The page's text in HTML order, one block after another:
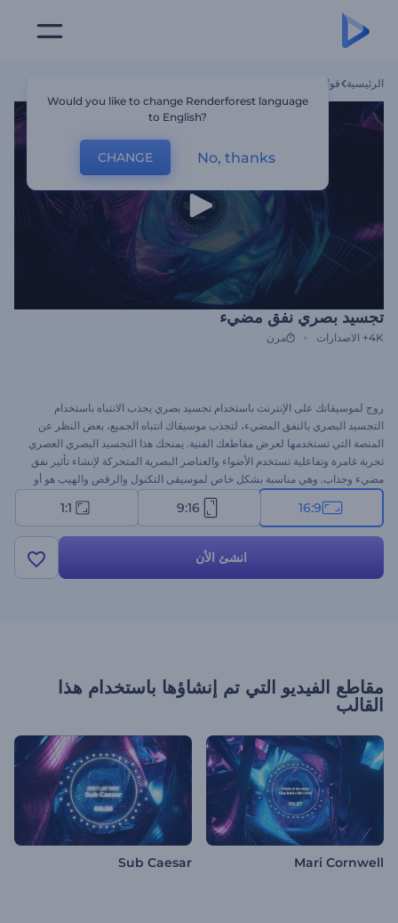
الرئيسية قوالب
تجسيد بصري نفق مضيء
4K+ الاصدارات مرن
روج لموسيقاتك على الإنترنت باستخدام تجسيد بصري يجذب الانتباه باستخدام
التجسيد البصري بالنفق المضيء، لتجذب موسيقاك انتباه الجميع، بغض النظر عن
المنصة التي تستخدمها لعرض مقاطعك الفنية. يمنحك هذا التجسيد البصري العصري
تجربة غامرة وتفاعلية تستخدم الأضواء والعناصر البصرية المتحركة لإنشاء تأثير نفق
مضيء وجذاب. وهي مناسبة بشكل خاص لموسيقى التكنول والرقص والهيب هو أو
الإلكترو. قم بتحميل مقطعك، واكتب عنوان الأغنية، واحصل على تجسيد بصري
احترافي للموسيقى بنقرات قليلة. جرب الآن!
16:9
9:16
1:1
انشئ الأن
مقاطع الفيديو التي تم إنشاؤها باستخدام هذا
القالب
Mari Cornwell
Sub Caesar
Would you like to change Renderforest language
to English?
CHANGE No, thanks